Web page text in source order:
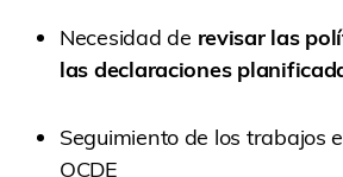
Necesidad de revisar las
las declaraciones
Seguimiento de los trabajos
OCDE